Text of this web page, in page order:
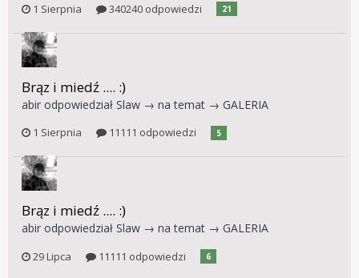
1 Sierpnia 340240 odpowiedzi 21
Brąz i miedź .... :)
abir odpowiedział Slaw → na temat → GALERIA
1 Sierpnia 11111 odpowiedzi 5
Brąz i miedź .... :)
abir odpowiedział Slaw → na temat → GALERIA
29 Lipca 11111 odpowiedzi 6